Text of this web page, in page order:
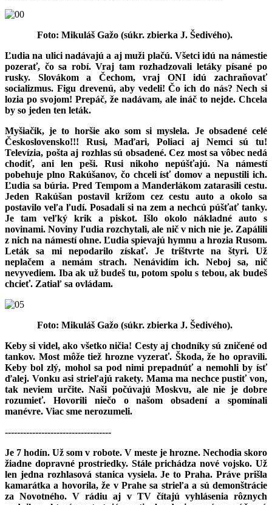
Foto: Mikuláš Gažo (súkr. zbierka J. Šedivého).
Ľudia na ulici nadávajú a aj muži plačú. Všetci idú na námestie
pozerať, čo sa robí. Vraj tam rozhadzovali letáky písané po
rusky. Slovákom a Čechom, vraj ONI idú zachraňovať
socializmus. Figu drevenú, aby vedeli! Čo ich do nás? Nech si
lozia po svojom! Prepáč, že nadávam, ale ináč to nejde. Chcela
by so jeden ten leták.
Myšiačik, je to horšie ako som si myslela. Je obsadené celé
Československo!!! Rusi, Maďari, Poliaci aj Nemci sú tu!
Televízia, pošta aj rozhlas sú obsadené. Cez most sa vôbec nedá
chodiť, ani len peši. Rusi nikoho nepúšťajú. Na námestí
pobehuje plno Rakúšanov, čo chceli ísť domov a nepustili ich.
Ľudia sa búria. Pred Tempom a Manderlákom zatarasili cestu.
Jeden Rakúšan postavil krížom cez cestu auto a okolo sa
postavilo veľa ľudí. Posadali si na zem a nechcú púšťať tanky.
Je tam veľký krik a piskot. Išlo okolo nákladné auto s
novinami. Noviny ľudia rozchytali, ale nič v nich nie je. Zapálili
z nich na námestí ohne. Ľudia spievajú hymnu a hrozia Rusom.
Leták sa mi nepodarilo získať. Je trištvrte na štyri. Už
neplačem a nemám strach. Nenávidím ich. Neboj sa, nič
nevyvediem. Iba ak už budeš tu, potom spolu s tebou, ak budeš
chcieť. Zatiaľ sa ovládam.
Foto: Mikuláš Gažo (súkr. zbierka J. Šedivého).
Keby si videl, ako všetko ničia! Cesty aj chodníky sú zničené od
tankov. Most môže tiež hrozne vyzerať. Škoda, že ho opravili.
Keby bol zlý, mohol sa pod nimi prepadnúť a nemohli by ísť
ďalej. Vonku asi strieľajú rakety. Mama ma nechce pustiť von,
tak neviem určite. Naši počúvajú Moskvu, ale nie je dobre
rozumieť. Hovorili niečo o našom obsadení a spomínali
manévre. Viac sme nerozumeli.
-----------------------------------
Je 7 hodín. Už som v robote. V meste je hrozne. Nechodia skoro
žiadne dopravné prostriedky. Stále prichádza nové vojsko. Už
len jedna rozhlasová stanica vysiela. Je to Praha. Práve prišla
kamarátka a hovorila, že v Prahe sa strieľa a sú demonštrácie
za Novotného. V rádiu aj v TV čítajú vyhlásenia rôznych